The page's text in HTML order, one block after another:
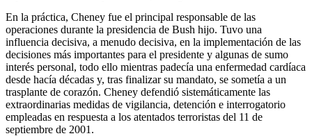
En la práctica, Cheney fue el principal responsable de las
operaciones durante la presidencia de Bush hijo. Tuvo una
influencia decisiva, a menudo decisiva, en la implementación de las
decisiones más importantes para el presidente y algunas de sumo
interés personal, todo ello mientras padecía una enfermedad cardíaca
desde hacía décadas y, tras finalizar su mandato, se sometía a un
trasplante de corazón. Cheney defendió sistemáticamente las
extraordinarias medidas de vigilancia, detención e interrogatorio
empleadas en respuesta a los atentados terroristas del 11 de
septiembre de 2001.